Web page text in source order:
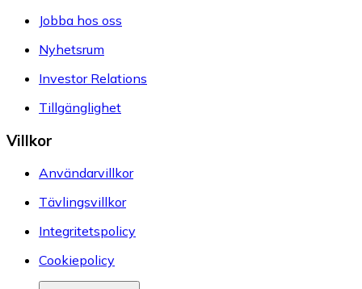
Jobba hos oss
Nyhetsrum
Investor Relations
Tillgänglighet
Villkor
Användarvillkor
Tävlingsvillkor
Integritetspolicy
Cookiepolicy